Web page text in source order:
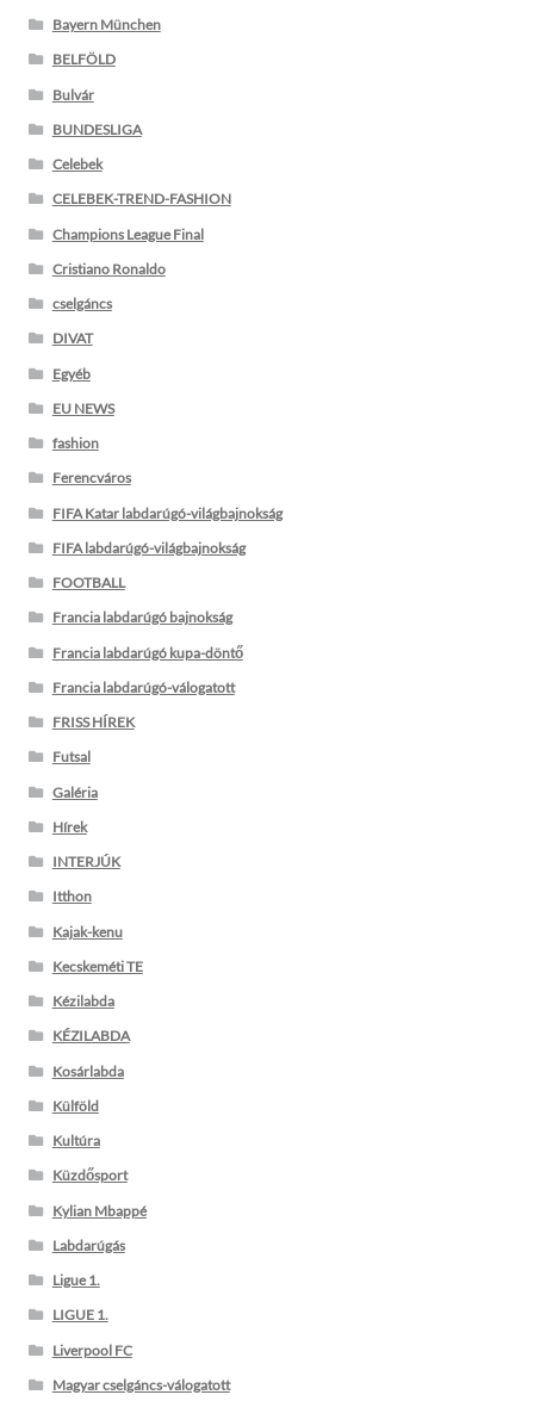
Bayern München
BELFÖLD
Bulvár
BUNDESLIGA
Celebek
CELEBEK-TREND-FASHION
Champions League Final
Cristiano Ronaldo
cselgáncs
DIVAT
Egyéb
EU NEWS
fashion
Ferencváros
FIFA Katar labdarúgó-világbajnokság
FIFA labdarúgó-világbajnokság
FOOTBALL
Francia labdarúgó bajnokság
Francia labdarúgó kupa-döntő
Francia labdarúgó-válogatott
FRISS HÍREK
Futsal
Galéria
Hírek
INTERJÚK
Itthon
Kajak-kenu
Kecskeméti TE
Kézilabda
KÉZILABDA
Kosárlabda
Külföld
Kultúra
Küzdősport
Kylian Mbappé
Labdarúgás
Ligue 1.
LIGUE 1.
Liverpool FC
Magyar cselgáncs-válogatott